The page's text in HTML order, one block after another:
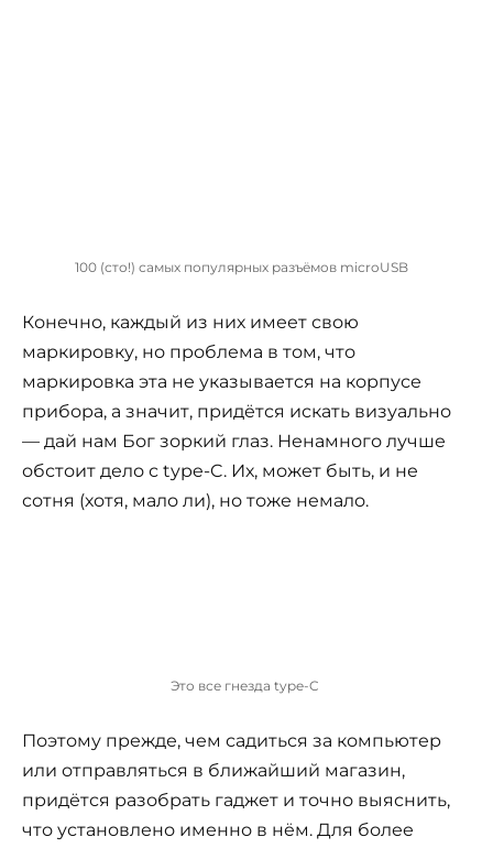
100 (сто!) самых популярных разъёмов microUSB
Конечно, каждый из них имеет свою
маркировку, но проблема в том, что
маркировка эта не указывается на корпусе
прибора, а значит, придётся искать визуально
— дай нам Бог зоркий глаз. Ненамного лучше
обстоит дело с type-C. Их, может быть, и не
сотня (хотя, мало ли), но тоже немало.
Это все гнезда type-C
Поэтому прежде, чем садиться за компьютер
или отправляться в ближайший магазин,
придётся разобрать гаджет и точно выяснить,
что установлено именно в нём. Для более